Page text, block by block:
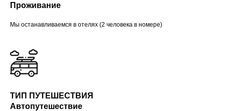
Проживание
Мы останавливаемся в отелях (2 человека в номере)
ТИП ПУТЕШЕСТВИЯ
Автопутешествие